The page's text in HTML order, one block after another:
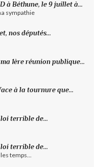
à Béthune, le 9 juillet à...
sympathie
nos députés...
1ère réunion publique...
à la tournure que...
terrible de...
terrible de...
temps...